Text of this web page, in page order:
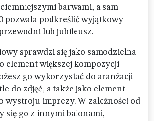
barwami, a sam
pozwala podkreślić wyjątkowy
lub jubileusz.
sprawdzi się jako samodzielna
element większej kompozycji
go wykorzystać do aranżacji
do zdjęć, a także jako element
wystroju imprezy. W zależności od
się go z innymi balonami,